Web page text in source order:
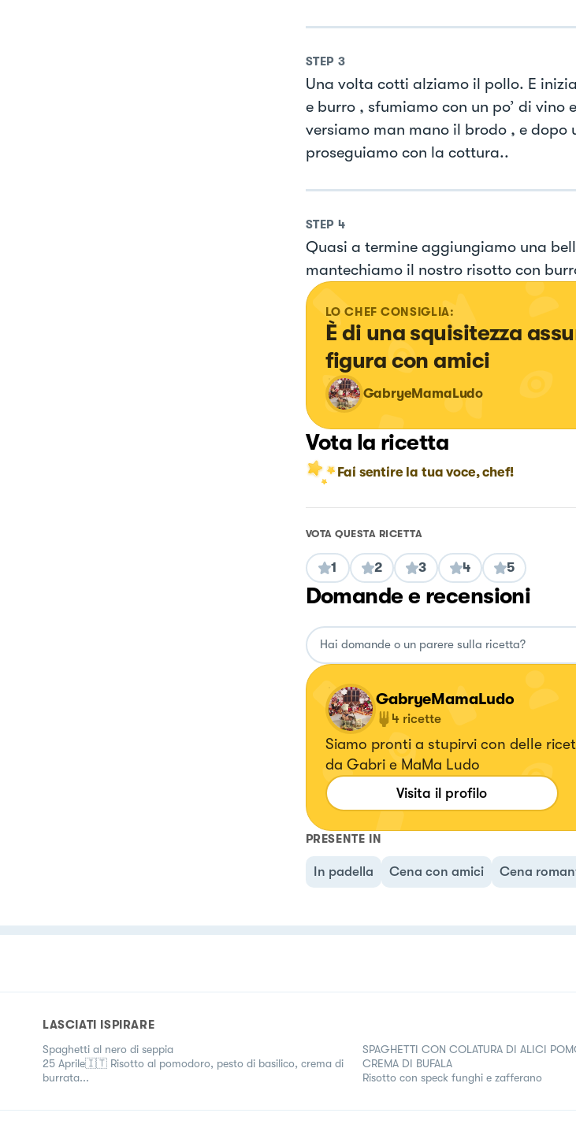
STEP 3
Una volta cotti alziamo il pollo. E
e burro , sfumiamo con un po’ di
versiamo man mano il brodo , e
proseguiamo con la cottura..
STEP 4
Quasi a termine aggiungiamo una
mantechiamo il nostro risotto con
LO CHEF CONSIGLIA:
È di una squisitezza
figura con amici
GabryeMamaLudo
Vota la ricetta
Fai sentire la tua voce, chef!
VOTA QUESTA RICETTA
1 2 3 4 5
Domande e recensioni
GabryeMamaLudo
4 ricette
Siamo pronti a stupirvi con delle
da Gabri e MaMa Ludo
Visita il profilo
PRESENTE IN
In padella Cena con amici Cena
LASCIATI ISPIRARE
Spaghetti al nero di seppia
25 Aprile🇮🇹 Risotto al pomodoro, pesto di basilico, crema di
burrata...
SPAGHETTI CON COLATURA DI ALICI
CREMA DI BUFALA
Risotto con speck funghi e zafferano